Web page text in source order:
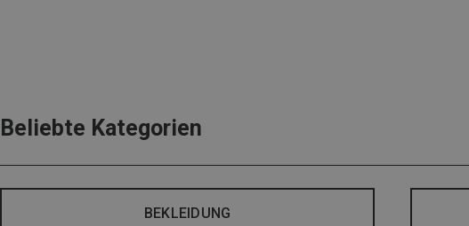
Beliebte Kategorien
BEKLEIDUNG